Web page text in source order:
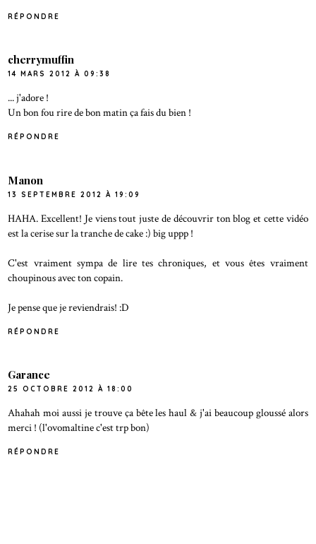
RÉPONDRE
cherrymuffin
14 MARS 2012 À 09:38
... j'adore !
Un bon fou rire de bon matin ça fais du bien !
RÉPONDRE
Manon
13 SEPTEMBRE 2012 À 19:09
HAHA. Excellent! Je viens tout juste de découvrir ton blog et cette vidéo
est la cerise sur la tranche de cake :) big uppp !
C'est vraiment sympa de lire tes chroniques, et vous êtes vraiment
choupinous avec ton copain.
Je pense que je reviendrais! :D
RÉPONDRE
Garance
25 OCTOBRE 2012 À 18:00
Ahahah moi aussi je trouve ça bête les haul & j'ai beaucoup gloussé alors
merci ! (l'ovomaltine c'est trp bon)
RÉPONDRE